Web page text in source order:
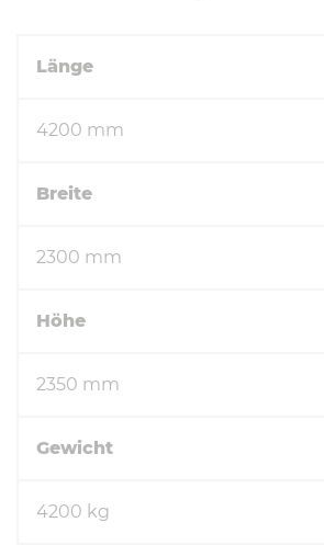
Länge
4200 mm
Breite
2300 mm
Höhe
2350 mm
Gewicht
4200 kg